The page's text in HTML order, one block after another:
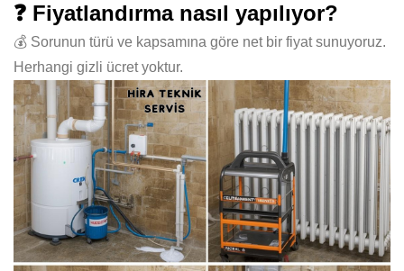
❓ Fiyatlandırma nasıl yapılıyor?
💰 Sorunun türü ve kapsamına göre net bir fiyat sunuyoruz.
Herhangi gizli ücret yoktur.